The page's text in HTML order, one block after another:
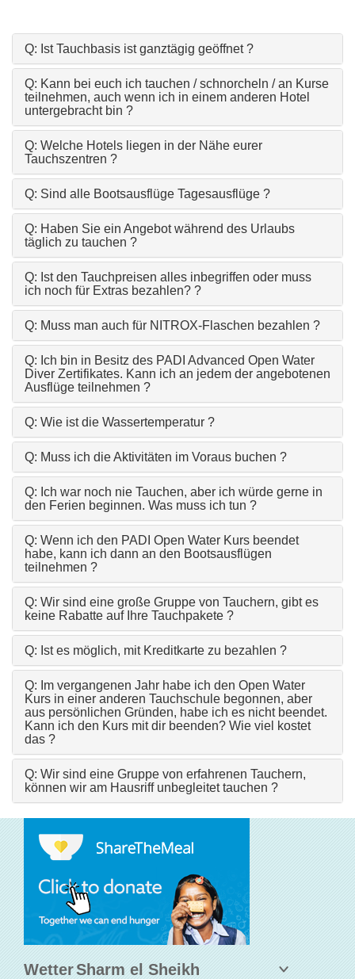
Q: Ist Tauchbasis ist ganztägig geöffnet ?
Q: Kann bei euch ich tauchen / schnorcheln / an Kurse
teilnehmen, auch wenn ich in einem anderen Hotel
untergebracht bin ?
Q: Welche Hotels liegen in der Nähe eurer
Tauchszentren ?
Q: Sind alle Bootsausflüge Tagesausflüge ?
Q: Haben Sie ein Angebot während des Urlaubs
täglich zu tauchen ?
Q: Ist den Tauchpreisen alles inbegriffen oder muss
ich noch für Extras bezahlen? ?
Q: Muss man auch für NITROX-Flaschen bezahlen ?
Q: Ich bin in Besitz des PADI Advanced Open Water
Diver Zertifikates. Kann ich an jedem der angebotenen
Ausflüge teilnehmen ?
Q: Wie ist die Wassertemperatur ?
Q: Muss ich die Aktivitäten im Voraus buchen ?
Q: Ich war noch nie Tauchen, aber ich würde gerne in
den Ferien beginnen. Was muss ich tun ?
Q: Wenn ich den PADI Open Water Kurs beendet
habe, kann ich dann an den Bootsausflügen
teilnehmen ?
Q: Wir sind eine große Gruppe von Tauchern, gibt es
keine Rabatte auf Ihre Tauchpakete ?
Q: Ist es möglich, mit Kreditkarte zu bezahlen ?
Q: Im vergangenen Jahr habe ich den Open Water
Kurs in einer anderen Tauchschule begonnen, aber
aus persönlichen Gründen, habe ich es nicht beendet.
Kann ich den Kurs mit dir beenden? Wie viel kostet
das ?
Q: Wir sind eine Gruppe von erfahrenen Tauchern,
können wir am Hausriff unbegleitet tauchen ?
Wetter